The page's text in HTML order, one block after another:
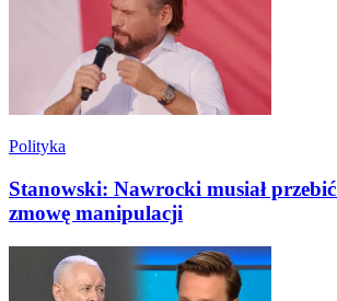
Polityka
Stanowski: Nawrocki musiał przebić
zmowę manipulacji